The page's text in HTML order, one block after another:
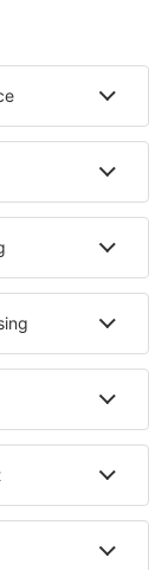
eSky
în Ambriz
în Baule